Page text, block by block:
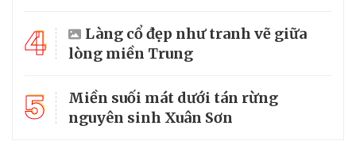
4
Làng cổ đẹp như tranh vẽ giữa
lòng miền Trung
5
Miền suối mát dưới tán rừng
nguyên sinh Xuân Sơn